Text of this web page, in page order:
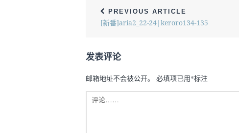
PREVIOUS ARTICLE
[新番]aria2_22-24|keroro134-135
发表评论
邮箱地址不会被公开。 必填项已用*标注